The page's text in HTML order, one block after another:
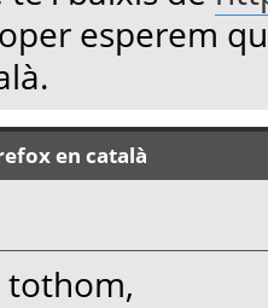
esperem
en català
tothom,